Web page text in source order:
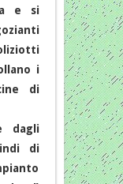
e si
i
di
dagli
di